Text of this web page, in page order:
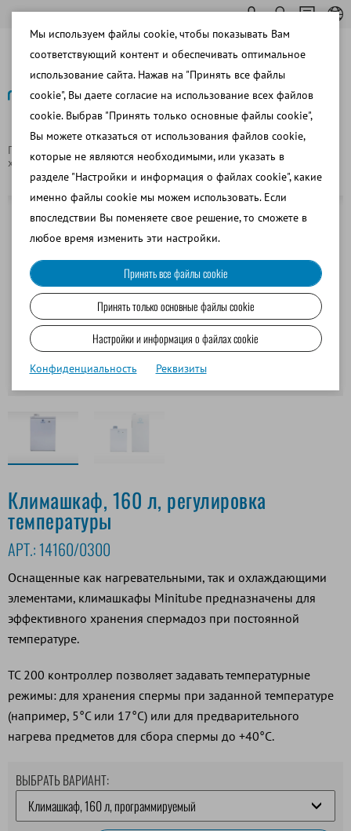
Главная страница Свиноводство
хранение спермы
Климашкаф, 160 л, программируемый
Назад
Климашкаф, 160 л, регулировка
температуры
АРТ.: 14160/0300
Оснащенные как нагревательными, так и охлаждающими
элементами, климашкафы Minitube предназначены для
эффективного хранения спермадоз при постоянной
температуре.
TC 200 контроллер позволяет задавать температурные
режимы: для хранения спермы при заданной температуре
(например, 5°C или 17°C) или для предварительного
нагрева предметов для сбора спермы до +40°C.
ВЫБРАТЬ ВАРИАНТ:
Мы используем файлы cookie, чтобы показывать Вам
соответствующий контент и обеспечивать оптимальное
использование сайта. Нажав на "Принять все файлы
cookie", Вы даете согласие на использование всех файлов
cookie. Выбрав "Принять только основные файлы cookie",
Вы можете отказаться от использования файлов cookie,
которые не являются необходимыми, или указать в
разделе "Настройки и информация о файлах cookie", какие
именно файлы cookie мы можем использовать. Если
впоследствии Вы поменяете свое решение, то сможете в
любое время изменить эти настройки.
Принять все файлы cookie
Принять только основные файлы cookie
Настройки и информация о файлах cookie
Конфиденциальность Реквизиты